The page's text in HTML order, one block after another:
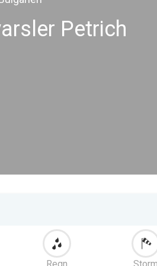
Petrich